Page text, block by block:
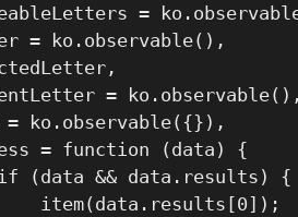
=
= ko.observable(),
=
ko.observable({}),
= function (data) {
(data && data.results) {
item(data.results[0]);